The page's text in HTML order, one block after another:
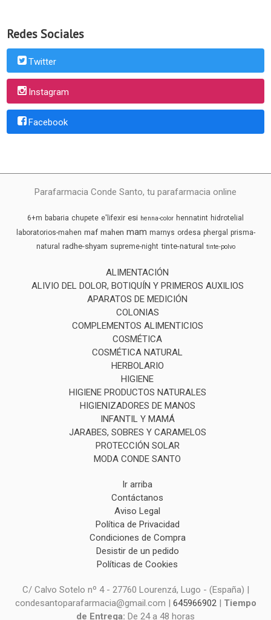
Redes Sociales
Twitter
Instagram
Facebook
Parafarmacia Conde Santo, tu parafarmacia online
6+m babaria chupete e'lifexir esi henna-color hennatint hidrotelial
laboratorios-mahen maf mahen mam marnys ordesa phergal prisma-
natural radhe-shyam supreme-night tinte-natural tinte-polvo
ALIMENTACIÓN
ALIVIO DEL DOLOR, BOTIQUÍN Y PRIMEROS AUXILIOS
APARATOS DE MEDICIÓN
COLONIAS
COMPLEMENTOS ALIMENTICIOS
COSMÉTICA
COSMÉTICA NATURAL
HERBOLARIO
HIGIENE
HIGIENE PRODUCTOS NATURALES
HIGIENIZADORES DE MANOS
INFANTIL Y MAMÁ
JARABES, SOBRES Y CARAMELOS
PROTECCIÓN SOLAR
MODA CONDE SANTO
Ir arriba
Contáctanos
Aviso Legal
Política de Privacidad
Condiciones de Compra
Desistir de un pedido
Políticas de Cookies
C/ Calvo Sotelo nº 4 - 27760 Lourenzá, Lugo - (España) |
condesantoparafarmacia@gmail.com | 645966902| Tiempo
de Entrega: De 24 a 48 horas